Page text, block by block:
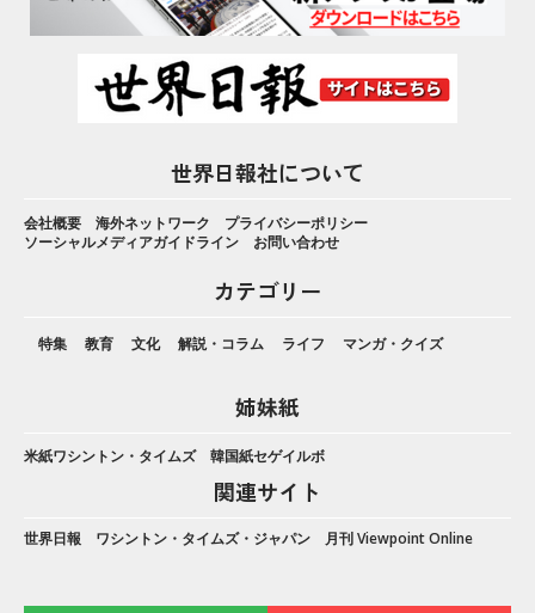
世界日報社について
会社概要 海外ネットワーク
プライバシーポリシー
ソーシャルメディアガイドライン
お問い合わせ
カテゴリー
特集 教育 文化 解説・コラム ライフ マンガ・クイズ
姉妹紙
米紙ワシントン・タイムズ 韓国紙セゲイルボ
関連サイト
世界日報 ワシントン・タイムズ・ジャパン 月刊 Viewpoint Online